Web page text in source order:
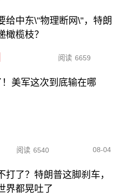
给中东\"物理断网\"，特朗
橄榄枝？
阅读 6659
美军这次到底输在哪
阅读 6540 08-04
打了？特朗普这脚刹车，
界都晃吐了